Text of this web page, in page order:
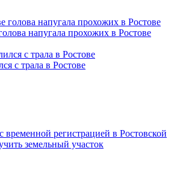
напугала прохожих в Ростове
с трала в Ростове
регистрацией в Ростовской
земельный участок